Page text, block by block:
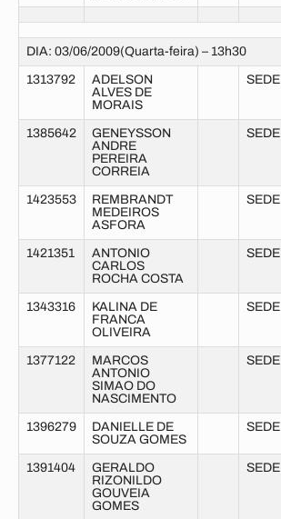
DIA: 03/06/2009(Quarta-feira) – 13h30
1313792
ADELSON
ALVES DE
MORAIS
SEDE
1385642
GENEYSSON
ANDRE
PEREIRA
CORREIA
SEDE
1423553
REMBRANDT
MEDEIROS
ASFORA
SEDE
1421351
ANTONIO
CARLOS
ROCHA COSTA
SEDE
1343316
KALINA DE
FRANCA
OLIVEIRA
SEDE
1377122
MARCOS
ANTONIO
SIMAO DO
NASCIMENTO
SEDE
1396279
DANIELLE DE
SOUZA GOMES
SEDE
1391404
GERALDO
RIZONILDO
GOUVEIA
GOMES
SEDE